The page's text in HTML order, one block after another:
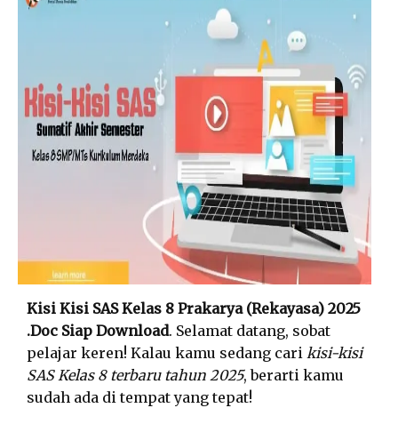
Kisi Kisi SAS Kelas 8 Prakarya (Rekayasa) 2025
.Doc Siap Download. Selamat datang, sobat
pelajar keren! Kalau kamu sedang cari kisi-kisi
SAS Kelas 8 terbaru tahun 2025, berarti kamu
sudah ada di tempat yang tepat!